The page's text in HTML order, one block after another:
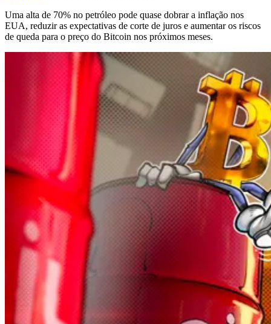
Uma alta de 70% no petróleo pode quase dobrar a inflação nos
EUA, reduzir as expectativas de corte de juros e aumentar os riscos
de queda para o preço do Bitcoin nos próximos meses.